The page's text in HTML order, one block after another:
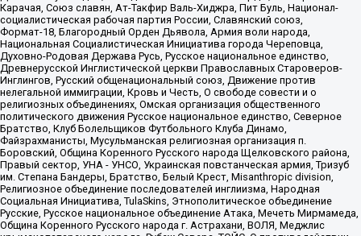
Карачая, Союз славян, Ат-Такфир Валь-Хиджра, Пит Буль, Национал-
социалистическая рабочая партия России, Славянский союз,
Формат-18, Благородный Орден Дьявола, Армия воли народа,
Национальная Социалистическая Инициатива города Череповца,
Духовно-Родовая Держава Русь, Русское национальное единство,
Древнерусской Инглистической церкви Православных Староверов-
Инглингов, Русский общенациональный союз, Движение против
нелегальной иммиграции, Кровь и Честь, О свободе совести и о
религиозных объединениях, Омская организация общественного
политического движения Русское национальное единство, Северное
Братство, Клуб Болельщиков Футбольного Клуба Динамо,
Файзрахманисты, Мусульманская религиозная организация п.
Боровский, Община Коренного Русского народа Щелковского района,
Правый сектор, УНА - УНСО, Украинская повстанческая армия, Тризуб
им. Степана Бандеры, Братство, Белый Крест, Misanthropic division,
Религиозное объединение последователей инглиизма, Народная
Социальная Инициатива, TulaSkins, Этнополитическое объединение
Русские, Русское национальное объединение Атака, Мечеть Мирмамеда,
Община Коренного Русского народа г. Астрахани, ВОЛЯ, Меджлис